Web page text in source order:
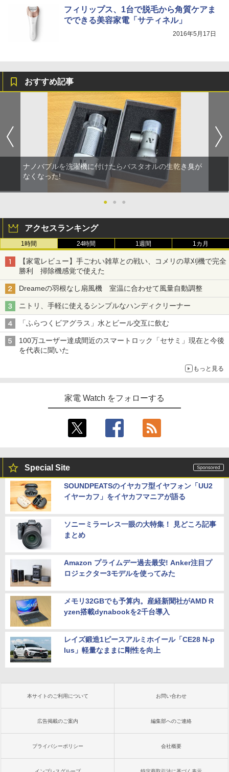
フィリップス、1台で脱毛から角質ケアま
でできる美容家電「サティネル」
2016年5月17日
おすすめ記事
ナノバブルを洗濯機に付けたらバスタオルの生乾き臭が
なくなった!
● ● ●
アクセスランキング
1時間 24時間 1週間 1カ月
【家電レビュー】手ごわい雑草との戦い、コメリの草刈機で完全
勝利 掃除機感覚で使えた
Dreameの羽根なし扇風機 室温に合わせて風量自動調整
ニトリ、手軽に使えるシンプルなハンディクリーナー
「ふらつくビアグラス」水とビール交互に飲む
100万ユーザー達成間近のスマートロック「セサミ」現在と今後
を代表に聞いた
もっと見る
家電 Watch をフォローする
Special Site
SOUNDPEATSのイヤカフ型イヤフォン「UU2
イヤーカフ」をイヤカフマニアが語る
ソニーミラーレス一眼の大特集！ 見どころ記事
まとめ
Amazon プライムデー過去最安! Anker注目プ
ロジェクター3モデルを使ってみた
メモリ32GBでも予算内。産経新聞社がAMD R
yzen搭載dynabookを2千台導入
レイズ鍛造1ピースアルミホイール「CE28 N-p
lus」軽量なままに剛性を向上
本サイトのご利用について お問い合わせ
広告掲載のご案内 編集部へのご連絡
プライバシーポリシー 会社概要